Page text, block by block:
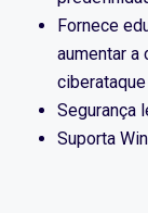
Fornece
aumentar a
ciberataque
Segurança
Suporta